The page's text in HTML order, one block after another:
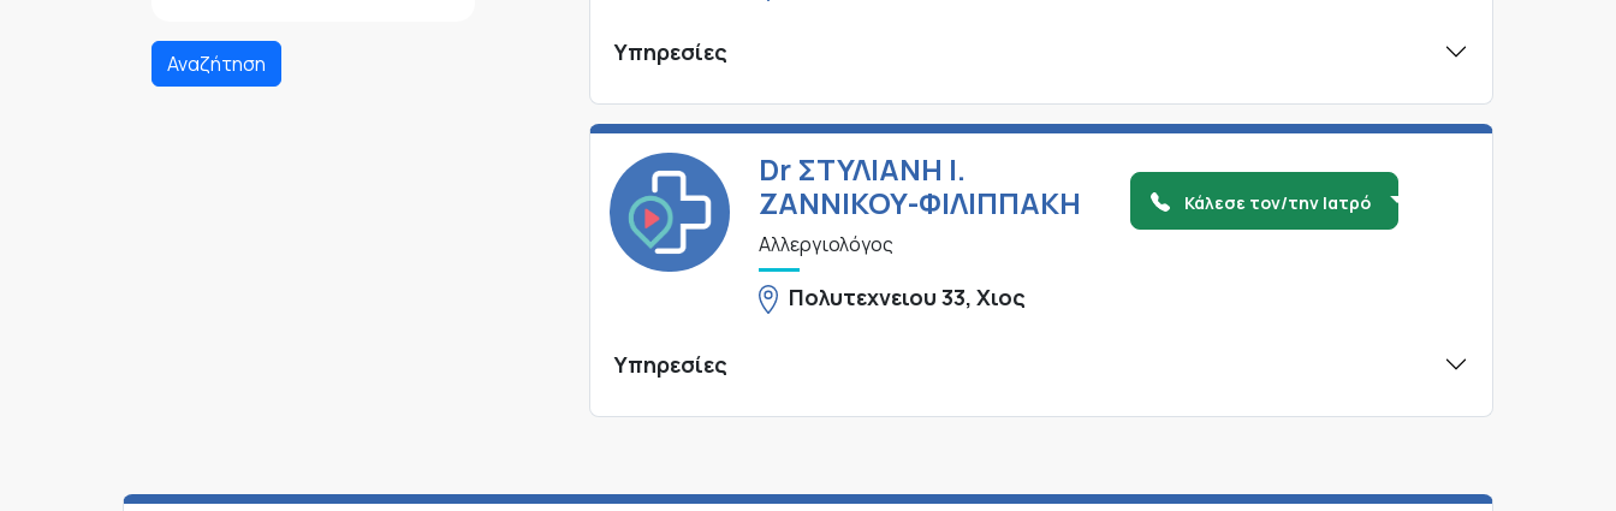
Αναζήτηση Υπηρεσίες
Dr ΣΤΥΛΙΑΝΗ Ι.
ΖΑΝΝΙΚΟΥ-ΦΙΛΙΠΠΑΚΗ
Αλλεργιολόγος
Πολυτεχνειου 33, Χιος
Κάλεσε τον/την Ιατρό
Υπηρεσίες